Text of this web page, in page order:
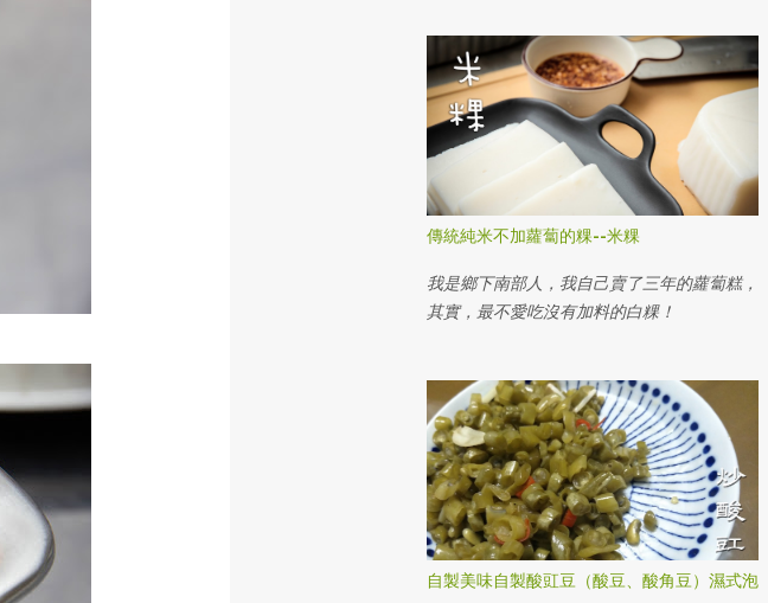
傳統純米不加蘿蔔的粿--米粿
我是鄉下南部人，我自己賣了三年的蘿蔔糕，
其實，最不愛吃沒有加料的白粿！
自製美味自製酸豇豆（酸豆、酸角豆）濕式泡